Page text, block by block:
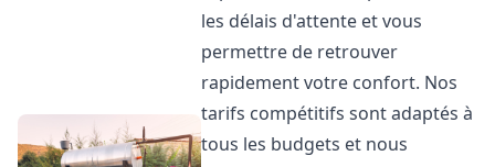
les délais d'attente et vous
permettre de retrouver
rapidement votre confort. Nos
tarifs compétitifs sont adaptés à
tous les budgets et nous